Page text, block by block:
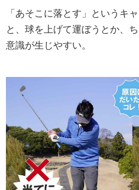
「あそこに落とす」というキ
と、球を上げて運ぼうとか、
意識が生じやすい。